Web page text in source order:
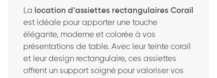
La location d’assiettes rectangulaires Corail
est idéale pour apporter une touche
élégante, moderne et colorée à vos
présentations de table. Avec leur teinte corail
et leur design rectangulaire, ces assiettes
offrent un support soigné pour valoriser vos